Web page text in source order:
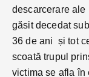
descarcerare
găsit decedat
36 de ani și tot
scoată trupul
victima se afla în